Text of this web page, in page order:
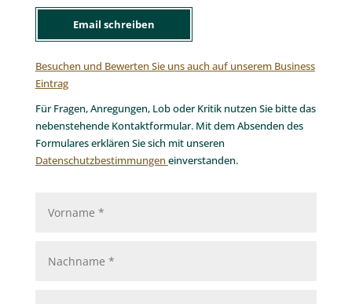
Email schreiben
Besuchen und Bewerten Sie uns auch auf unserem Business
Eintrag
Für Fragen, Anregungen, Lob oder Kritik nutzen Sie bitte das
nebenstehende Kontaktformular. Mit dem Absenden des
Formulares erklären Sie sich mit unseren
Datenschutzbestimmungen einverstanden.